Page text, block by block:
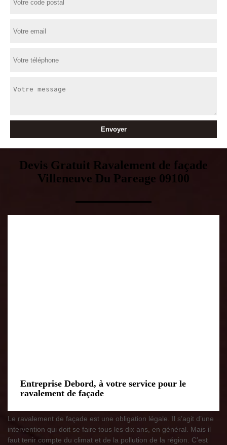
Devis Gratuit Ravalement de façade
Villeneuve Du Pareage 09100
Entreprise Debord, à votre service pour le
ravalement de façade
Le ravalement de façade est une obligation légale. Il s’agit d’une
intervention qui doit se faire tous les dix ans, en général. Mais il
faut tenir compte du climat et de la pollution de la région. C’est